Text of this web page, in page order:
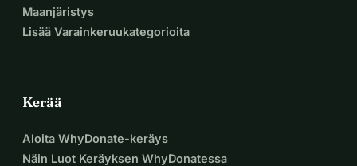
Maanjäristys
Lisää Varainkeruukategorioita
Kerää
Aloita WhyDonate-keräys
Näin Luot Keräyksen WhyDonatessa